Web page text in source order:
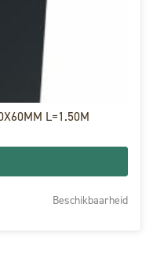
Beschikbaarheid